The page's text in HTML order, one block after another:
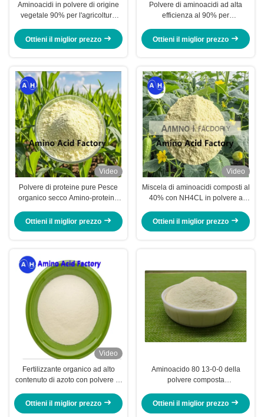
Aminoacidi in polvere di origine
vegetale 90% per l'agricoltura
Ottieni il miglior prezzo
Polvere di aminoacidi ad alta
efficienza al 90% per
agricoltura sostenibile
Ottieni il miglior prezzo
Video
Polvere di proteine pure Pesce
organico secco Amino-proteina
Ottieni il miglior prezzo
Video
Miscela di aminoacidi composti al
40% con NH4CL in polvere a
Ottieni il miglior prezzo
Video
Fertilizzante organico ad alto
contenuto di azoto con polvere di
colture di pomodoro
Ottieni il miglior prezzo
Aminoacido 80 13-0-0 della
polvere composta
Ottieni il miglior prezzo